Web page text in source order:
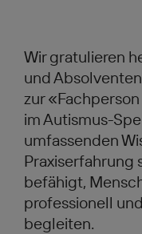
Wir gratulieren
und
zur
im Autismus-
umfassenden
Praxiserfahrung
befähigt,
professionell
begleiten.